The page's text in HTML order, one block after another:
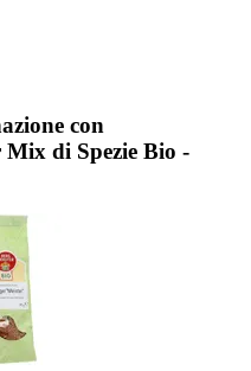
con
Mix di Spezie Bio -